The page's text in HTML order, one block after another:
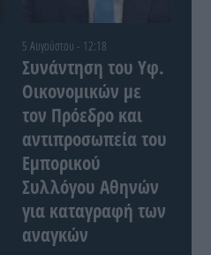
5 Αυγούστου - 12:18
Συνάντηση του Yφ.
Οικονομικών με
τον Πρόεδρο και
αντιπροσωπεία του
Εμπορικού
Συλλόγου Αθηνών
για καταγραφή των
αναγκών